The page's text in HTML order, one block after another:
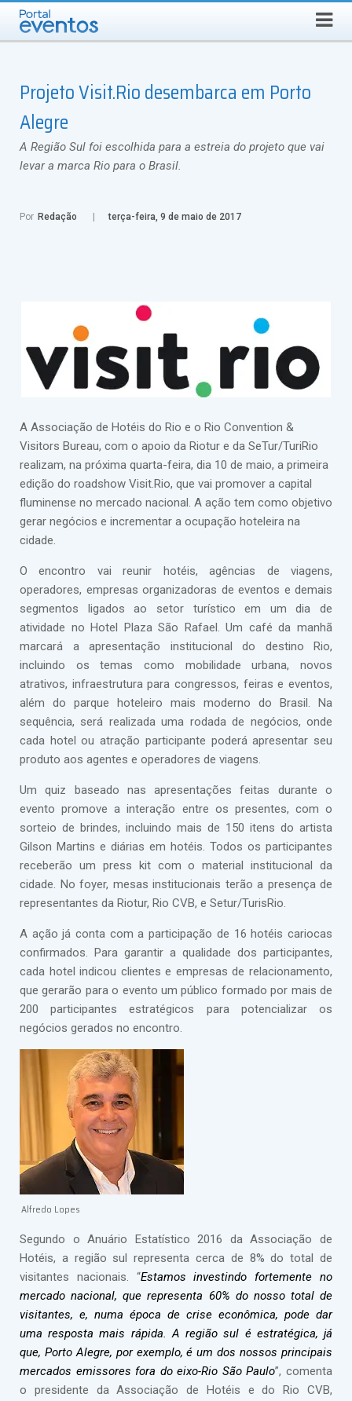
DOMINGO, 9 DE AGOSTO DE 2026 Busca
Projeto Visit.Rio desembarca em Porto
Alegre
A Região Sul foi escolhida para a estreia do projeto que vai
levar a marca Rio para o Brasil.
Por Redação terça-feira, 9 de maio de 2017
A Associação de Hotéis do Rio e o Rio Convention &
Visitors Bureau, com o apoio da Riotur e da SeTur/TuriRio
realizam, na próxima quarta-feira, dia 10 de maio, a primeira
edição do roadshow Visit.Rio, que vai promover a capital
fluminense no mercado nacional. A ação tem como objetivo
gerar negócios e incrementar a ocupação hoteleira na
cidade.
O encontro vai reunir hotéis, agências de viagens,
operadores, empresas organizadoras de eventos e demais
segmentos ligados ao setor turístico em um dia de
atividade no Hotel Plaza São Rafael. Um café da manhã
marcará a apresentação institucional do destino Rio,
incluindo os temas como mobilidade urbana, novos
atrativos, infraestrutura para congressos, feiras e eventos,
além do parque hoteleiro mais moderno do Brasil. Na
sequência, será realizada uma rodada de negócios, onde
cada hotel ou atração participante poderá apresentar seu
produto aos agentes e operadores de viagens.
Um quiz baseado nas apresentações feitas durante o
evento promove a interação entre os presentes, com o
sorteio de brindes, incluindo mais de 150 itens do artista
Gilson Martins e diárias em hotéis. Todos os participantes
receberão um press kit com o material institucional da
cidade. No foyer, mesas institucionais terão a presença de
representantes da Riotur, Rio CVB, e Setur/TurisRio.
A ação já conta com a participação de 16 hotéis cariocas
confirmados. Para garantir a qualidade dos participantes,
cada hotel indicou clientes e empresas de relacionamento,
que gerarão para o evento um público formado por mais de
200 participantes estratégicos para potencializar os
negócios gerados no encontro.
Alfredo Lopes
Segundo o Anuário Estatístico 2016 da Associação de
Hotéis, a região sul representa cerca de 8% do total de
visitantes nacionais. “Estamos investindo fortemente no
mercado nacional, que representa 60% do nosso total de
visitantes, e, numa época de crise econômica, pode dar
uma resposta mais rápida. A região sul é estratégica, já
que, Porto Alegre, por exemplo, é um dos nossos principais
mercados emissores fora do eixo-Rio São Paulo”, comenta
o presidente da Associação de Hotéis e do Rio CVB,